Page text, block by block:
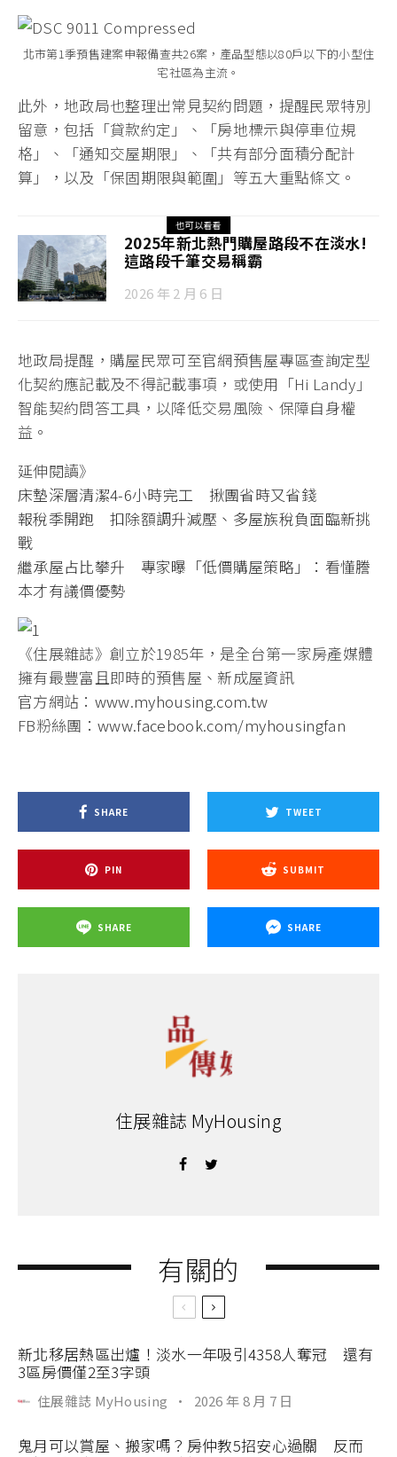
北市第1季預售建案申報備查共26案，產品型態以80戶以下的小型住
宅社區為主流。
此外，地政局也整理出常見契約問題，提醒民眾特別
留意，包括「貸款約定」、「房地標示與停車位規
格」、「通知交屋期限」、「共有部分面積分配計
算」，以及「保固期限與範圍」等五大重點條文。
也可以看看
2025年新北熱門購屋路段不在淡水!
這路段千筆交易稱霸
2026 年 2 月 6 日
地政局提醒，購屋民眾可至官網預售屋專區查詢定型
化契約應記載及不得記載事項，或使用「Hi Landy」
智能契約問答工具，以降低交易風險、保障自身權
益。
延伸閱讀》
床墊深層清潔4-6小時完工 揪團省時又省錢
報稅季開跑 扣除額調升減壓、多屋族稅負面臨新挑
戰
繼承屋占比攀升 專家曝「低價購屋策略」：看懂謄
本才有議價優勢
《住展雜誌》創立於1985年，是全台第一家房產媒體
擁有最豐富且即時的預售屋、新成屋資訊
官方網站： www.myhousing.com.tw
FB粉絲團：www.facebook.com/myhousingfan
SHARE TWEET
PIN SUBMIT
SHARE SHARE
住展雜誌 MyHousing
有關的
新北移居熱區出爐！淡水一年吸引4358人奪冠 還有
3區房價僅2至3字頭
住展雜誌 MyHousing · 2026 年 8 月 7 日
鬼月可以賞屋、搬家嗎？房仲教5招安心過關 反而